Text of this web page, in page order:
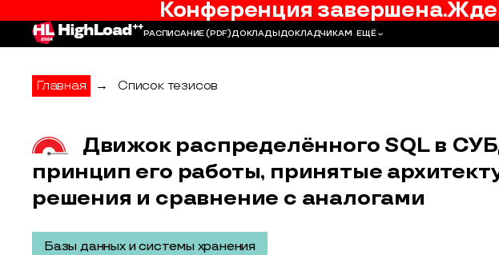
Конференция завершена.
РАСПИСАНИЕ(PDF)ДОКЛАДЫ ДОКЛАДЧИКАМ ЕЩЁ
Главная → Список тезисов
Движок распределённого SQL в
принцип его работы, принятые
решения и сравнение с аналогами
Базы данных и системы хранения